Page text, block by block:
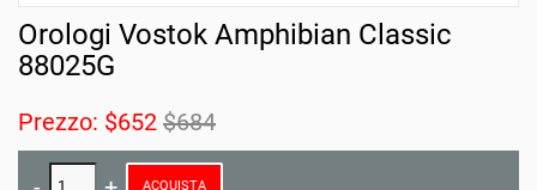
Orologi Vostok Amphibian Classic
88025G
Prezzo: $652 $684
ACQUISTA